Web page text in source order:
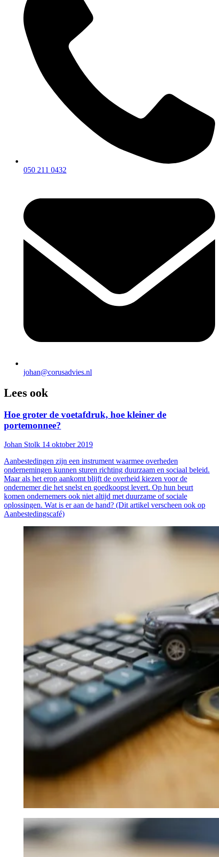
050 211 0432
johan@corusadvies.nl
Lees ook
Hoe groter de voetafdruk, hoe kleiner de
portemonnee?
Johan Stolk 14 oktober 2019
Aanbestedingen zijn een instrument waarmee overheden
ondernemingen kunnen sturen richting duurzaam en sociaal beleid.
Maar als het erop aankomt blijft de overheid kiezen voor de
ondernemer die het snelst en goedkoopst levert. Op hun beurt
komen ondernemers ook niet altijd met duurzame of sociale
oplossingen. Wat is er aan de hand? (Dit artikel verscheen ook op
Aanbestedingscafé)